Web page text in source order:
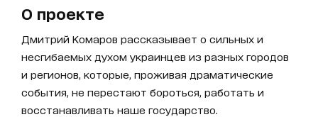
О проекте
Дмитрий Комаров рассказывает о сильных и
несгибаемых духом украинцев из разных городов
и регионов, которые, проживая драматические
события, не перестают бороться, работать и
восстанавливать наше государство.